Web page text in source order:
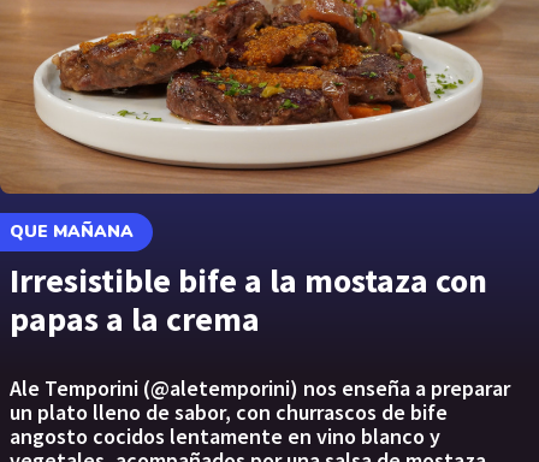
QUE MAÑANA
Irresistible bife a la mostaza con
papas a la crema
Ale Temporini (@aletemporini) nos enseña a preparar
un plato lleno de sabor, con churrascos de bife
angosto cocidos lentamente en vino blanco y